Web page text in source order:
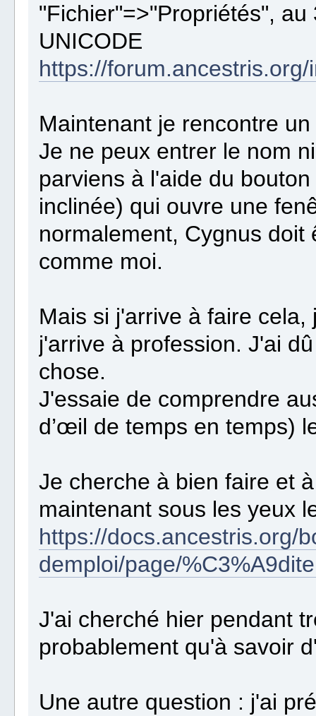
"Fichier"=>"Propriétés",
UNICODE
https://
Maintenant je rencontre
Je ne peux entrer le nom
parviens à l'aide du
inclinée) qui ouvre une
normalement, Cygnus
comme moi.
Mais si j'arrive à faire
j'arrive à profession. J'ai
chose.
J'essaie de comprendre
d’œil de temps en temps)
Je cherche à bien faire et
maintenant sous les yeux
https://docs.ancestris.org/
demploi/page/
J'ai cherché hier pendant
probablement qu'à savoir
Une autre question : j'ai